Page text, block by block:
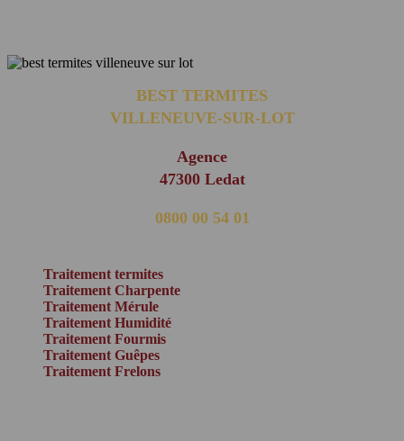
BEST TERMITES
VILLENEUVE-SUR-LOT
Agence
47300 Ledat
0800 00 54 01
Traitement termites
Traitement Charpente
Traitement Mérule
Traitement Humidité
Traitement Fourmis
Traitement Guêpes
Traitement Frelons